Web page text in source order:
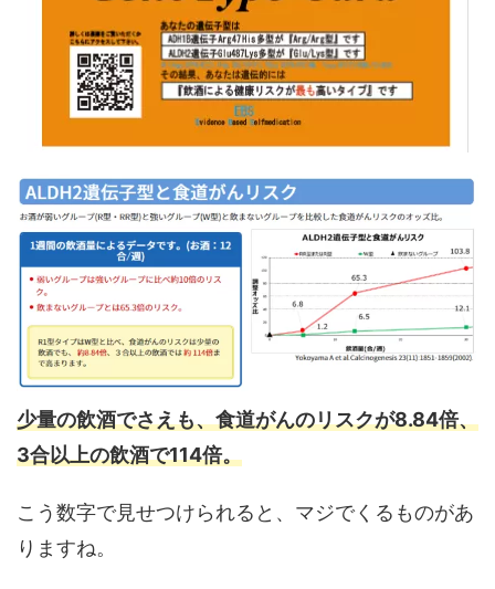
少量の飲酒でさえも、食道がんのリスクが8.84倍、
3合以上の飲酒で114倍。
こう数字で見せつけられると、マジでくるものがあ
りますね。